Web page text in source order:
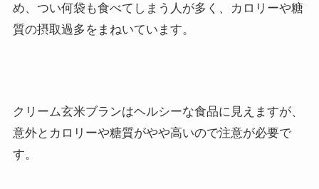
め、つい何袋も食べてしまう人が多く、カロリーや糖
質の摂取過多をまねいています。
クリーム玄米ブランはヘルシーな食品に見えますが、
意外とカロリーや糖質がやや高いので注意が必要で
す。